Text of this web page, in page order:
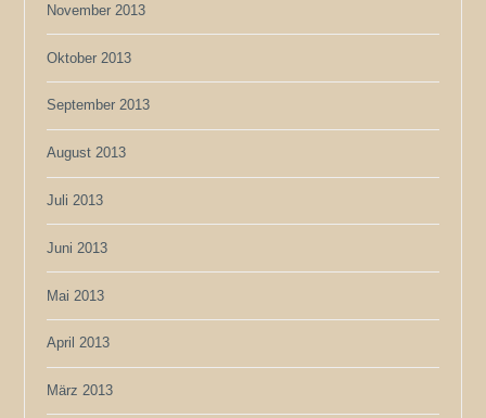
November 2013
Oktober 2013
September 2013
August 2013
Juli 2013
Juni 2013
Mai 2013
April 2013
März 2013